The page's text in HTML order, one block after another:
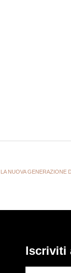
NUOVA GENERAZIONE
Iscriviti